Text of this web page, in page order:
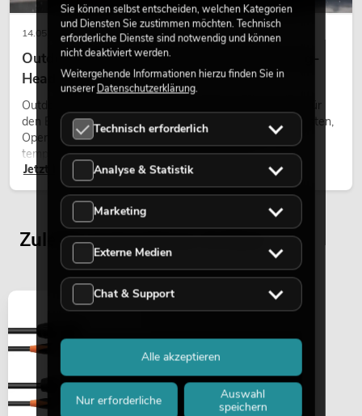
14.05.2026
Outdoor Moving-Heads: Wetterfeste Moving-
Heads bei Events
Outdoor Moving-Heads sind bewegliche Scheinwerfer für
den Einsatz im Freien. Sie werden bei Festivals, Stadtfesten,
Open-Air-Konzerten, Architekturinszenierungen und
temporären Außeninstallationen eingesetzt.
Jetzt lesen
Zuletzt angesehene Artikel
Sie können selbst entscheiden, welchen Kategorien
und Diensten Sie zustimmen möchten. Technisch
erforderliche Dienste sind notwendig und können
nicht deaktiviert werden.
Weitergehende Informationen hierzu finden Sie in
unsererDatenschutzerklärung.
Technisch erforderlich
Analyse & Statistik
Marketing
Externe Medien
Chat & Support
Nur erforderliche
Auswahl
speichern
Alle akzeptieren